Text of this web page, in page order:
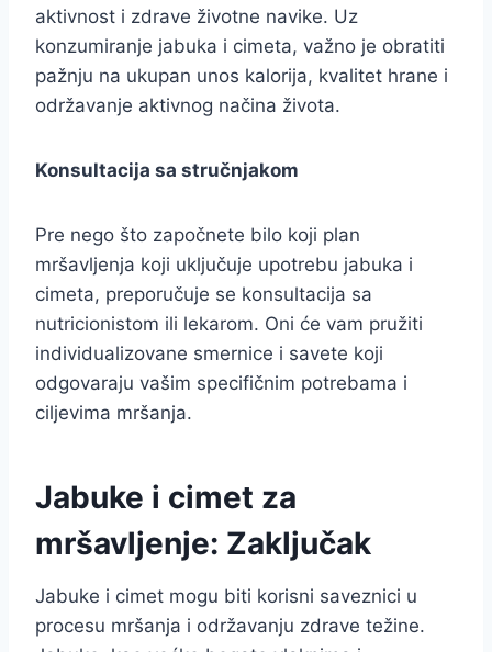
aktivnost i zdrave životne navike. Uz
konzumiranje jabuka i cimeta, važno je obratiti
pažnju na ukupan unos kalorija, kvalitet hrane i
održavanje aktivnog načina života.
Konsultacija sa stručnjakom
Pre nego što započnete bilo koji plan
mršavljenja koji uključuje upotrebu jabuka i
cimeta, preporučuje se konsultacija sa
nutricionistom ili lekarom. Oni će vam pružiti
individualizovane smernice i savete koji
odgovaraju vašim specifičnim potrebama i
ciljevima mršanja.
Jabuke i cimet za
mršavljenje: Zaključak
Jabuke i cimet mogu biti korisni saveznici u
procesu mršanja i održavanju zdrave težine.